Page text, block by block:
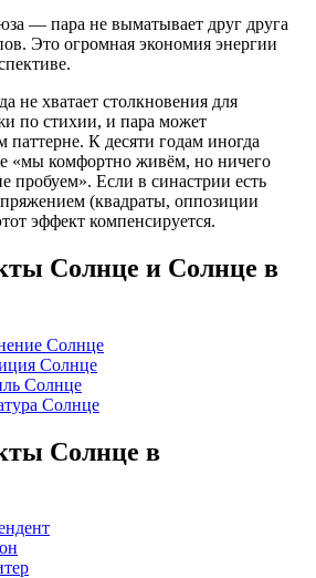
— пара не выматывает друг друга
Это огромная экономия энергии
не хватает столкновения для
по стихии, и пара может
паттерне. К десяти годам иногда
«мы комфортно живём, но ничего
пробуем». Если в синастрии есть
(квадраты, оппозиции
эффект компенсируется.
Солнце и Солнце в
Солнце
Солнце
Солнце
Солнце
Солнце в